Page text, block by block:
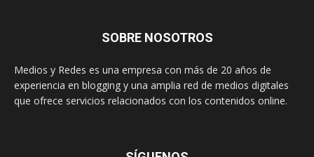
SOBRE NOSOTROS
Medios y Redes es una empresa con más de 20 años de
experiencia en blogging y una amplia red de medios digitales
que ofrece servicios relacionados con los contenidos online.